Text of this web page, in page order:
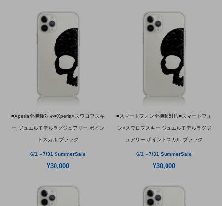
■Xperia全機種対応■Xperia×スワロフスキ
ー ジュエルモデルラグジュアリー ポイン
トスカル ブラック
6/1～7/31 SummerSale
¥30,000
■スマートフォン全機種対応■スマートフォ
ン×スワロフスキー ジュエルモデルラグジ
ュアリー ポイントスカル ブラック
6/1～7/31 SummerSale
¥30,000